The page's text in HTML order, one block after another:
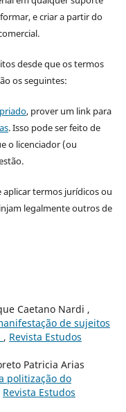
e criar a partir do
desde que os termos
os seguintes:
, prover um link para
. Isso pode ser feito de
o licenciador (ou
aplicar termos jurídicos ou
legalmente outros de
Caetano Nardi ,
de sujeitos
, Revista Estudos
Patricia Arias
politização do
Revista Estudos